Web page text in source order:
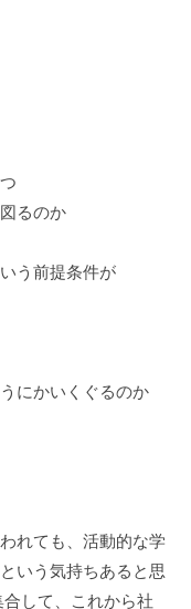
るのか
う前提条件が
にかいくぐるのか
れても、活動的な学
いう気持ちあると思
して、これから社